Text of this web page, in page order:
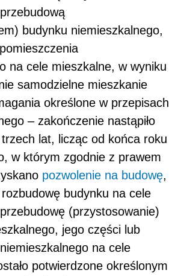
budynku niemieszkalnego,
na cele mieszkalne, w wyniku
samodzielne mieszkanie
określone w przepisach
– zakończenie nastąpiło
trzech lat, licząc od końca roku
w którym zgodnie z prawem
pozwolenie na budowę,
budynku na cele
(przystosowanie)
jego części lub
na cele
potwierdzone określonym